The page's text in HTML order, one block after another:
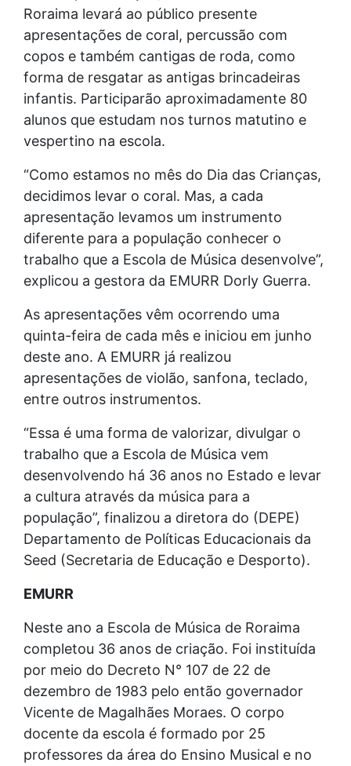
Roraima levará ao público presente
apresentações de coral, percussão com
copos e também cantigas de roda, como
forma de resgatar as antigas brincadeiras
infantis. Participarão aproximadamente 80
alunos que estudam nos turnos matutino e
vespertino na escola.
“Como estamos no mês do Dia das Crianças,
decidimos levar o coral. Mas, a cada
apresentação levamos um instrumento
diferente para a população conhecer o
trabalho que a Escola de Música desenvolve”,
explicou a gestora da EMURR Dorly Guerra.
As apresentações vêm ocorrendo uma
quinta-feira de cada mês e iniciou em junho
deste ano. A EMURR já realizou
apresentações de violão, sanfona, teclado,
entre outros instrumentos.
“Essa é uma forma de valorizar, divulgar o
trabalho que a Escola de Música vem
desenvolvendo há 36 anos no Estado e levar
a cultura através da música para a
população”, finalizou a diretora do (DEPE)
Departamento de Políticas Educacionais da
Seed (Secretaria de Educação e Desporto).
EMURR
Neste ano a Escola de Música de Roraima
completou 36 anos de criação. Foi instituída
por meio do Decreto N° 107 de 22 de
dezembro de 1983 pelo então governador
Vicente de Magalhães Moraes. O corpo
docente da escola é formado por 25
professores da área do Ensino Musical e no